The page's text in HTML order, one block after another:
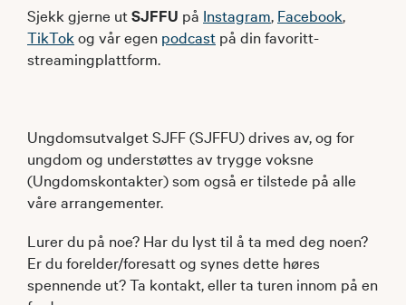
Sjekk gjerne utSJFFU på Instagram, Facebook,
TikTok og vår egen podcast på din favoritt-
streamingplattform.
Ungdomsutvalget SJFF (SJFFU) drives av, og for
ungdom og understøttes av trygge voksne
(Ungdomskontakter) som også er tilstede på alle
våre arrangementer.
Lurer du på noe? Har du lyst til å ta med deg noen?
Er du forelder/foresatt og synes dette høres
spennende ut? Ta kontakt, eller ta turen innom på en